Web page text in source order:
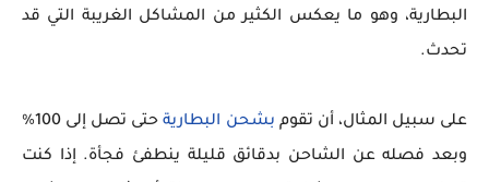
البطارية، وهو ما يعكس الكثير من المشاكل الغريبة التي قد
تحدث.
على سبيل المثال، أن تقوم بشحن البطارية
حتى تصل إلى 100%
وبعد فصله عن الشاحن بدقائق قليلة ينطفئ فجأة. إذا كنت